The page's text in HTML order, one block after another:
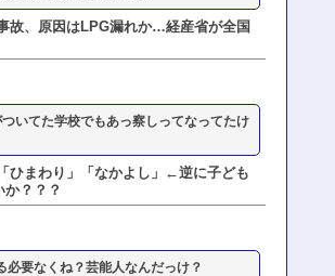
故、原因はLPG漏れか…経産省が全国
いてた学校でもあっ察しってなってたけ
ひまわり」「なかよし」←逆に子ども
か？？？
必要なくね？芸能人なんだっけ？